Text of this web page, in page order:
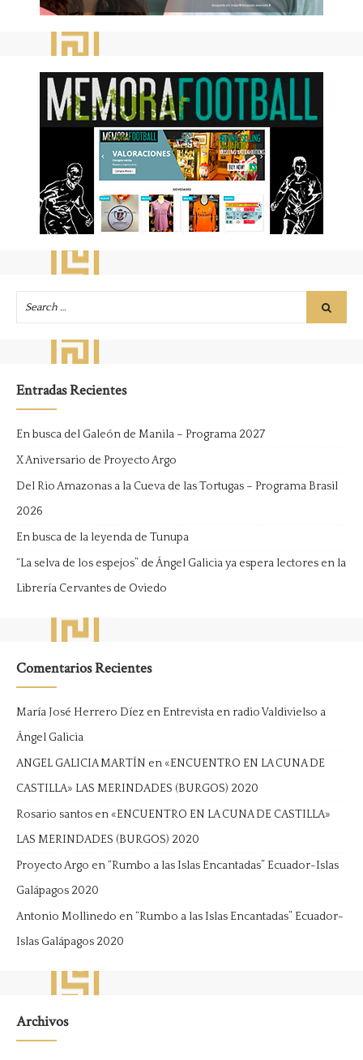
Entradas Recientes
En busca del Galeón de Manila – Programa 2027
X Aniversario de Proyecto Argo
Del Rio Amazonas a la Cueva de las Tortugas – Programa Brasil
2026
En busca de la leyenda de Tunupa
“La selva de los espejos” de Ángel Galicia ya espera lectores en la
Librería Cervantes de Oviedo
Comentarios Recientes
María José Herrero Díez en Entrevista en radio Valdivielso a
Ángel Galicia
ANGEL GALICIA MARTÍN en«ENCUENTRO EN LA CUNA DE
CASTILLA» LAS MERINDADES (BURGOS) 2020
Rosario santos en«ENCUENTRO EN LA CUNA DE CASTILLA»
LAS MERINDADES (BURGOS) 2020
Proyecto Argo en“Rumbo a las Islas Encantadas” Ecuador-Islas
Galápagos 2020
Antonio Mollinedo en“Rumbo a las Islas Encantadas” Ecuador-
Islas Galápagos 2020
ArchivosArchivos